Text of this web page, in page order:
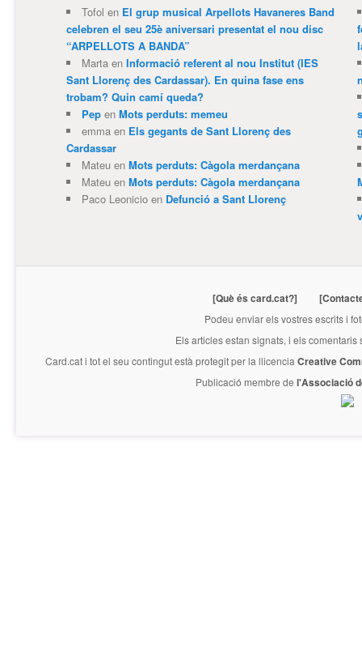
Tofol en El grup musical Arpellots Havaneres Band
celebren el seu 25è aniversari presentat el nou disc
“ARPELLOTS A BANDA”
Martaen Informació referent al nou Institut (IES
Sant Llorenç des Cardassar). En quina fase ens
trobam? Quin camí queda?
Pepen Mots perduts: memeu
emmaen Els gegants de Sant Llorenç des
Cardassar
Mateuen Mots perduts: Càgola merdançana
Mateuen Mots perduts: Càgola merdançana
Paco Leonicioen Defunció a Sant Llorenç
[Què és card.cat?]
Podeu enviar els vostres escrits i
Els articles estan signats, i els
Card.cati tot el seu contingut està protegit per la llicencia Creative
Publicació membre de l'Associació